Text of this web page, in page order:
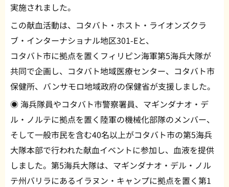
実施されました。
この献血活動は、コタバト・ホスト・ライオンズクラ
ブ・インターナショナル地区301-Eと、
コタバト市に拠点を置くフィリピン海軍第5海兵大隊が
共同で企画し、コタバト地域医療センター、コタバト市
保健所、バンサモロ地域政府の保健省が支援しました。
◉ 海兵隊員やコタバト市警察署員、マギンダナオ・デ
ル・ノルテに拠点を置く陸軍の機械化部隊のメンバー、
そして一般市民を含む40名以上がコタバト市の第5海兵
大隊本部で行われた献血イベントに参加し、血液を提供
しました。第5海兵大隊は、マギンダナオ・デル・ノル
テ州バリラにあるイラヌン・キャンプに拠点を置く第1